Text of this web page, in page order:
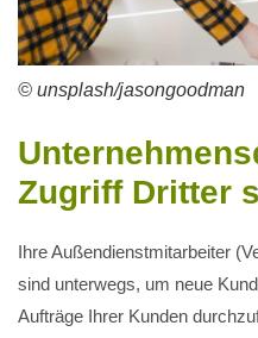
Zugriff Dritter
Ihre Außendienstmitarbeiter
sind unterwegs, um neue
Aufträge Ihrer Kunden
© unsplash/jasongoodman